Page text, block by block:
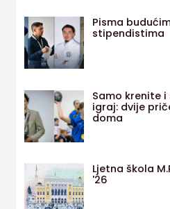
Pisma
stipendistima
Samo krenite i
igraj: dvije
doma
Ljetna škola
'26